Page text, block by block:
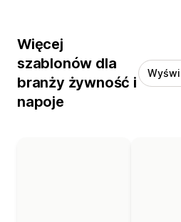
Więcej
szablonów dla
branży żywność i
napoje